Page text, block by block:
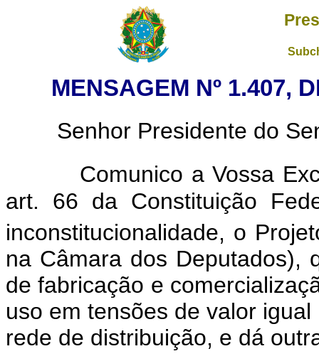
MENSAGEM Nº 1.407,
Senhor Presidente do
Comunico a Vossa
art. 66 da Constituição
inconstitucionalidade, o
na Câmara dos Deputados),
de fabricação e
uso em tensões de valor
rede de distribuição, e dá